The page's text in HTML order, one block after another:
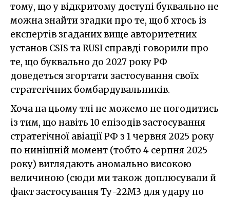
тому, що у відкритому доступі буквально не
можна знайти згадки про те, щоб хтось із
експертів згаданих вище авторитетних
установ CSIS та RUSI справді говорили про
те, що буквально до 2027 року РФ
доведеться згортати застосування своїх
стратегічних бомбардувальників.
Хоча на цьому тлі не можемо не погодитись
із тим, що навіть 10 епізодів застосування
стратегічної авіації РФ з 1 червня 2025 року
по нинішній момент (тобто 4 серпня 2025
року) виглядають аномально високою
величиною (сюди ми також доплюсували й
факт застосування Ту-22М3 для удару по